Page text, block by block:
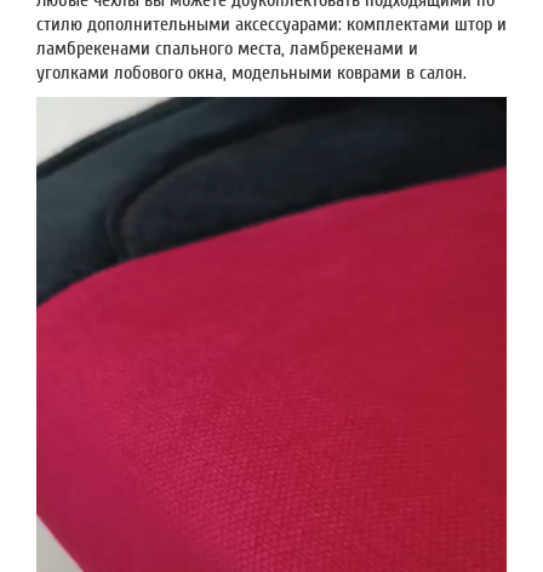
стилю дополнительными аксессуарами: комплектами штор и
ламбрекенами спального места, ламбрекенами и
уголками лобового окна, модельными коврами в салон.